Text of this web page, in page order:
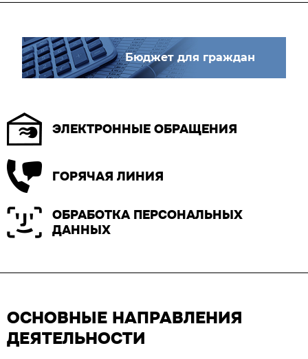
Бюджет для граждан
ЭЛЕКТРОННЫЕ ОБРАЩЕНИЯ
ГОРЯЧАЯ ЛИНИЯ
ОБРАБОТКА ПЕРСОНАЛЬНЫХ
ДАННЫХ
ОСНОВНЫЕ НАПРАВЛЕНИЯ
ДЕЯТЕЛЬНОСТИ